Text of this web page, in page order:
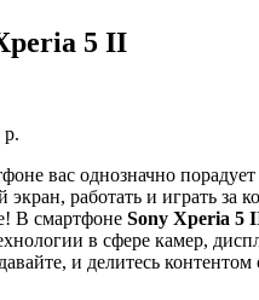
5 II
р.
вас однозначно
работать и играть за
В смартфоне Sony Xperia 5
в сфере камер,
и делитесь